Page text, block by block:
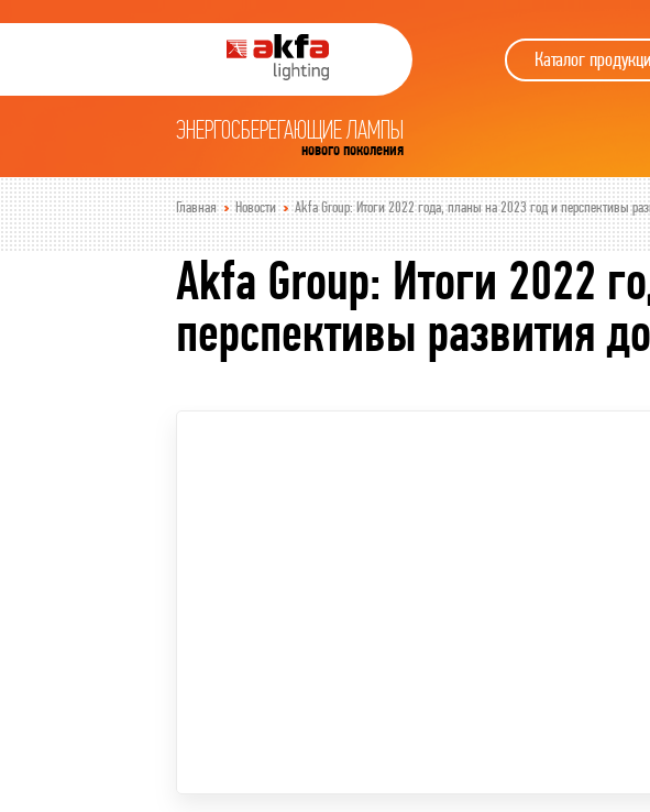
Каталог
ЭНЕРГОСБЕРЕГАЮЩИЕ ЛАМПЫ
нового поколения
Главная Новости Akfa Group: Итоги 2022 года, планы на 2023 год и перспективы
Akfa Group: Итоги 2022
перспективы развития